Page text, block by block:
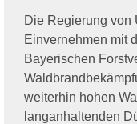
Die Regierung von
Einvernehmen mit
Bayerischen
weiterhin hohen
langanhaltenden